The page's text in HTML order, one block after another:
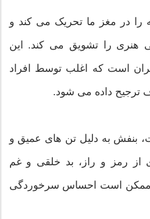
در مغز ما تحریک می کند و
هنری را تشویق می کند. این
است که اغلب توسط افراد
ترجیح داده می شود.
بنفش به دلیل تن های عمیق و
از رمز و راز، بد خلقی و غم
ممکن است احساس سرخوردگی